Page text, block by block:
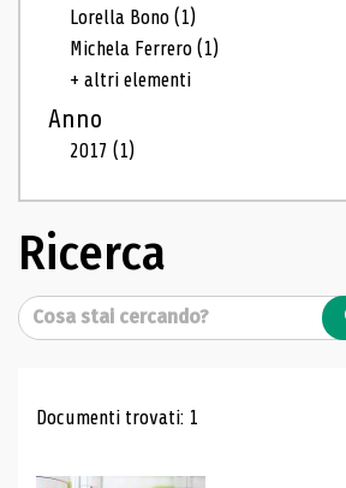
Lorella Bono(1)
Michela Ferrero(1)
+ altri elementi
Anno
2017(1)
Ricerca
Cerca
Risultati di ricerca
Documenti trovati: 1